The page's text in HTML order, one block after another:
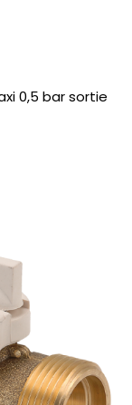
0,5 bar sortie